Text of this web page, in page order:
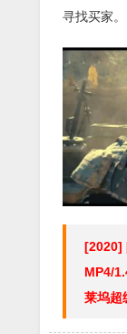
寻找买家。
[2020]
MP4/
莱坞超